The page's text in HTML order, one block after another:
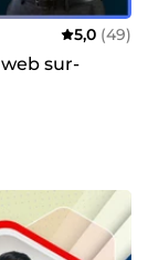
5,0 (49)
sur-